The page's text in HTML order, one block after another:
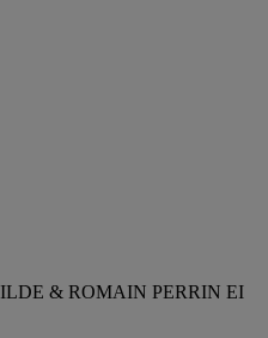
& ROMAIN PERRIN EI